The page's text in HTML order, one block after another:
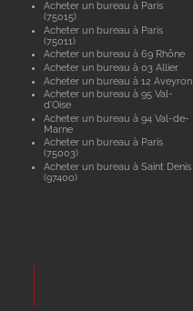
Acheter un bureau à Paris
(75015)
Acheter un bureau à Paris
(75011)
Acheter un bureau à 69 Rhône
Acheter un bureau à 03 Allier
Acheter un bureau à 12 Aveyron
Acheter un bureau à 95 Val-
d'Oise
Acheter un bureau à 94 Val-de-
Marne
Acheter un bureau à Paris
(75003)
Acheter un bureau à Saint Denis
(97400)